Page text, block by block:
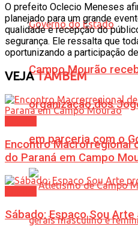
Campo Mourão
organização dos
em parceria com o
O prefeito Oclecio Meneses
planejado para um grande
qualidade e recepção do
segurança. Ele ressalta que
oportunizando a participação
VEJATAMBÉM
Encontro Macrorregional
do Paraná em Campo
Sábado: Espaço Sou